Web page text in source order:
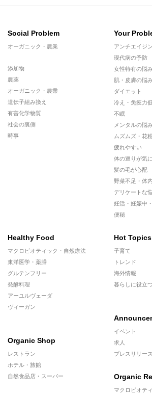
Social Problem
オーガニック・農業
添加物
農薬
オーガニック・農業
遺伝子組み換え
有害化学物質
社会の裏側
時事
Your
アンチエイジ
現代病の予防
女性特有の悩
肌・皮膚の悩
ダイエット
冷え・免疫力
不眠
メンタルの悩
ムズムズ・花
疲れやすい
体の巡りが気
髪の毛が心配
野菜不足・体
デリケートな
妊活・妊娠中
便秘
Healthy Food
マクロビオティック・自然療法
東洋医学・薬膳
グルテンフリー
発酵料理
アーユルヴェーダ
ヴィーガン
Organic Shop
レストラン
ホテル・旅館
自然食品店・スーパー
Hot Topics
子育て
トレンド
海外情報
暮らしに役立
イベント
求人
プレスリリース
Organic
マクロビオテ